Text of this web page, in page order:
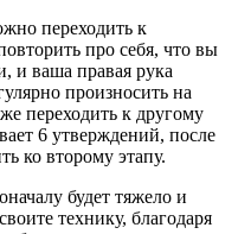
переходить к
про себя, что вы
и ваша правая рука
произносить на
переходить к другому
6 утверждений, после
ко второму этапу.
будет тяжело и
технику, благодаря